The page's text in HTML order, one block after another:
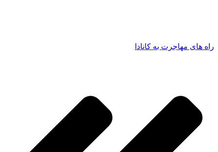
راه های مهاجرت به کانادا